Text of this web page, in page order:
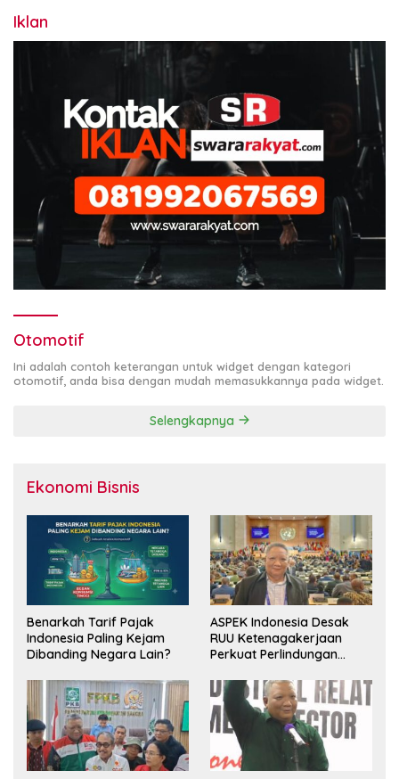
Iklan
Otomotif
Ini adalah contoh keterangan untuk widget dengan kategori
otomotif, anda bisa dengan mudah memasukkannya pada widget.
Selengkapnya
Ekonomi Bisnis
Benarkah Tarif Pajak
Indonesia Paling Kejam
Dibanding Negara Lain?
ASPEK Indonesia Desak
RUU Ketenagakerjaan
Perkuat Perlindungan
Pesangon